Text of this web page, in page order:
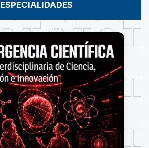
ESPECIALIDADES